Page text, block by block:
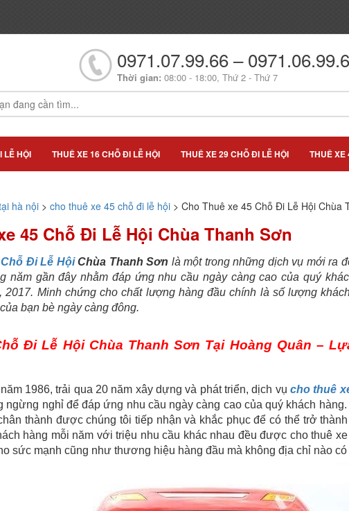
0971.07.99.66 –
Thời gian: 08:00 - 18:00, Thứ 2 - Thứ 7
LỄ HỘI THUÊ XE 16 CHỖ ĐI LỄ HỘI THUÊ XE 29 CHỖ ĐI LỄ HỘI THUÊ XE
hà nội> cho thuê xe 45 chỗ đi lễ hội> Cho Thuê xe 45 Chỗ Đi Lễ Hội Chùa
45 Chỗ Đi Lễ Hội Chùa Thanh Sơn
Đi Lễ HộiChùa Thanh Sơn là một trong những dịch vụ mới ra
năm gần đây nhằm đáp ứng nhu cầu ngày càng cao của quý
2017. Minh chứng cho chất lượng hàng đầu chính là số lượng
bạn bè ngày càng đông.
Đi Lễ Hội Chùa Thanh Sơn Tại Hoàng Quân –
1986, trải qua 20 năm xây dựng và phát triển, dịch vụcho thuê
ngừng nghỉ để đáp ứng nhu cầu ngày càng cao của quý khách
thành được chúng tôi tiếp nhận và khắc phục để có thể trở
hàng mỗi năm với triệu nhu cầu khác nhau đều được cho thuê
sức mạnh cũng như thương hiệu hàng đầu mà không địa chỉ nào có